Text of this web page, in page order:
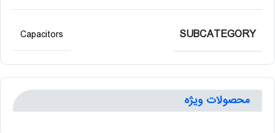
SUBCATEGORY
Capacitors
محصولات ویژه